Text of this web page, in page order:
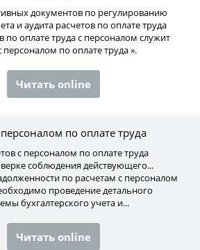
документов по регулированию
и аудита расчетов по оплате труда
по оплате труда с персоналом служит
персоналом по оплате труда ».
Читать online
по оплате труда
с персоналом по оплате труда
соблюдения действующего...
по расчетам с персоналом
проведение детального
бухгалтерского учета и...
Читать online